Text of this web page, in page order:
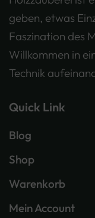
geben, etwas
Faszination des
Willkommen in
Technik
Quick Link
Blog
Shop
Warenkorb
Mein Account